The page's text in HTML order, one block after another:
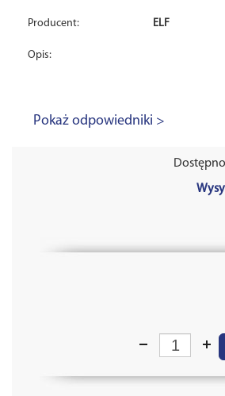
Producent: ELF
Opis:
Pokaż odpowiedniki >